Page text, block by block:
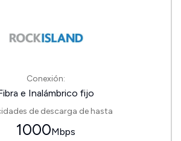
Conexión:
e Inalámbrico fijo
de descarga de hasta
1000Mbps